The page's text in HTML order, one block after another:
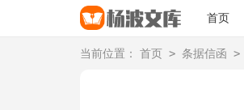
首页
当前位置： 首页 > 条据信函 >